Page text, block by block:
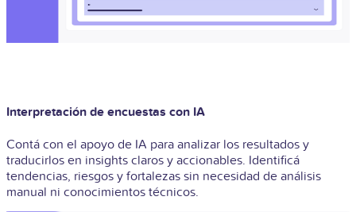
Interpretación de encuestas con IA
Contá con el apoyo de IA para analizar los resultados y
traducirlos en insights claros y accionables. Identificá
tendencias, riesgos y fortalezas sin necesidad de análisis
manual ni conocimientos técnicos.